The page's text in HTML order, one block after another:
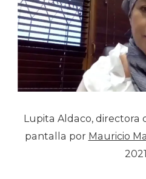
Lupita Aldaco, directora
pantalla por Mauricio
2021